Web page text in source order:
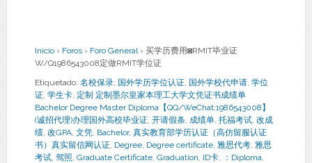
Inicio › Foros › Foro General › 买学历费用◙RMIT毕业证
W/Q1986543008定做RMIT学位证
Etiquetado: 名校保录, 国外学历学位认证, 国外学校代申请, 学位
证, 学生卡, 定制 定制墨尔皇家本理工大学文凭证书成绩单
Bachelor Degree Master Diploma【QQ/WeChat:1986543008】
(诚招代理)办理国外高校毕业证, 开请假条, 成绩单, 托福考试, 改成
绩, 改GPA, 文凭, Bachelor, 真实教育部学历认证（高仿留服认证
书）真实留信网认证, Degree, Degree certificate, 雅思代考, 雅思
考试, 驾照, Graduate Certificate, Graduation, ID卡, ：Diploma,